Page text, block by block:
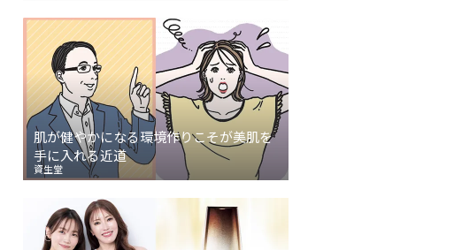
肌が健やかになる環境作りこそが美肌を
手に入れる近道
資生堂